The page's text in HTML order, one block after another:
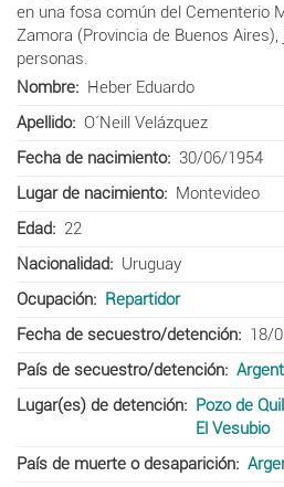
en una fosa común del Cementerio
Zamora (Provincia de Buenos Aires),
personas.
Nombre
Heber Eduardo
Apellido
O´Neill Velázquez
Fecha de nacimiento
30/06/1954
Lugar de nacimiento
Montevideo
Edad
22
Nacionalidad
Uruguay
Ocupación
Repartidor
Fecha de secuestro/detención
18/
País de secuestro/detención
Lugar(es) de detención
Pozo de
El Vesubio
País de muerte o desaparición